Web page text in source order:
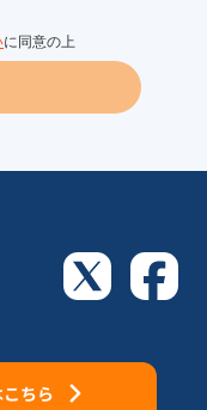
に同意の上
ちら